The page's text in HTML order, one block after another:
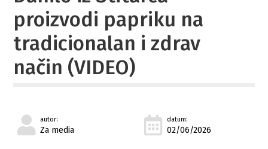
proizvodi papriku na
tradicionalan i zdrav
način (VIDEO)
autor:
Za media
datum:
02/06/2026